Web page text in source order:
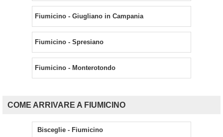
Fiumicino - Giugliano in Campania
Fiumicino - Spresiano
Fiumicino - Monterotondo
COME ARRIVARE A FIUMICINO
Bisceglie - Fiumicino